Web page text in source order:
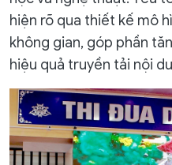
hiện rõ qua thiết kế mô
không gian, góp phần
hiệu quả truyền tải nội